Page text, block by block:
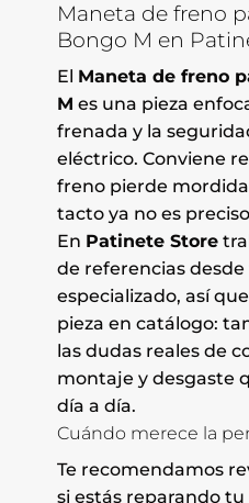
Maneta de freno
Bongo M en
El Maneta de freno
M es una pieza
frenada y la
eléctrico. Conviene
freno pierde
tacto ya no es
En Patinete Store
de referencias
especializado, así
pieza en catálogo:
las dudas reales de
montaje y desgaste
día a día.
Cuándo merece la
Te recomendamos
si estás reparando